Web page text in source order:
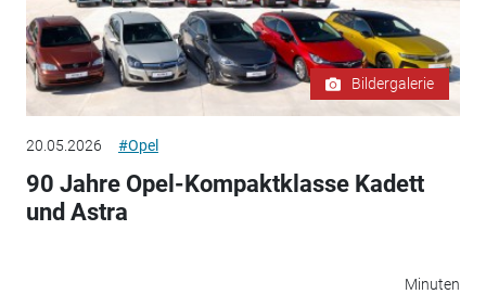
Bildergalerie
20.05.2026 #Opel
90 Jahre Opel-Kompaktklasse Kadett
und Astra
Minuten